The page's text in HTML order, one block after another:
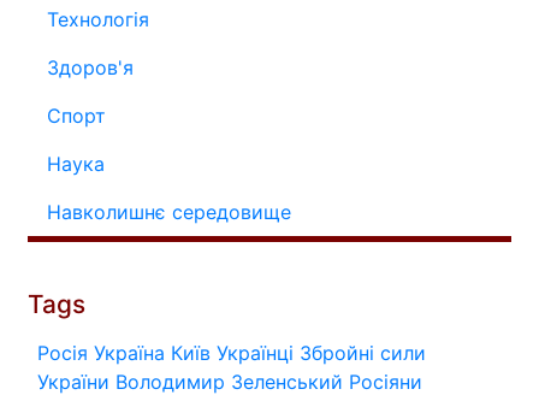
Технологія
Здоров'я
Спорт
Наука
Навколишнє середовище
Tags
Росія Україна Київ Українці Збройні сили
України Володимир Зеленський Росіяни